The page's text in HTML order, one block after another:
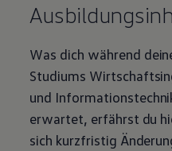
Was dich während
Studiums
und
erwartet, erfährst du
sich kurzfristig